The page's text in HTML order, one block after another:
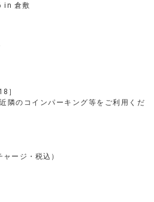
in 倉敷
］
隣のコインパーキング等をご利用くだ
ージ・税込）